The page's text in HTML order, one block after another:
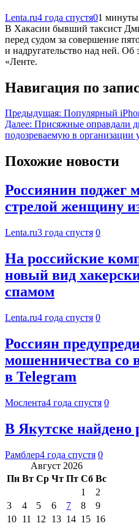
Lenta.ru4 года спустя01 минуты
В Хакасии бывший таксист
перед судом за совершение
и надругательство над ней.
«Ленте.
Навигация по
Предыдущая: Популярный
Далее: Присяжные оправдали
подозреваемую в организации
Похожие новости
Россиянин поджег
стрелой женщину
Lenta.ru3 года спустя 0
На российские
новый вид
спамом
Lenta.ru4 года спустя 0
Россиян
мошенничества со
в Telegram
Мослента4 года спустя 0
В Якутске найдено
Рамблер4 года спустя 0
Август 2026
Пн Вт Ср Чт Пт Сб Вс
1
2
3
4 5 6 7 8
9
10 11 12 13 14 15 16